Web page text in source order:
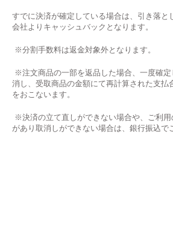
すでに決済が確定している場合は、引き落と
会社よりキャッシュバックとなります。
※分割手数料は返金対象外となります。
※注文商品の一部を返品した場合、一度確定
消し、受取商品の金額にて再計算された支払
をおこないます。
※決済の立て直しができない場合や、ご利
があり取消しができない場合は、銀行振込で